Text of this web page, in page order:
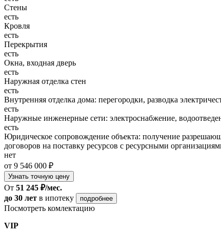
Стены
есть
Кровля
есть
Перекрытия
есть
Окна, входная дверь
есть
Наружная отделка стен
есть
Внутренняя отделка дома: перегородки, разводка
есть
Наружные инженерные сети: электроснабжение,
есть
Юридическое сопровождение объекта: получение
договоров на поставку ресурсов с ресурсными
нет
от 9 546 000 ₽
Узнать точную цену
От 51 245 ₽/мес.
до 30 лет в ипотеку подробнее
Посмотреть комлектацию
VIP